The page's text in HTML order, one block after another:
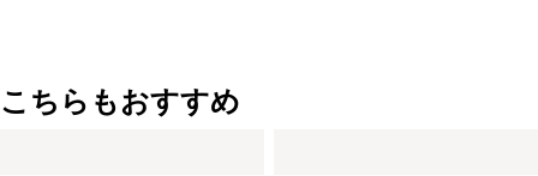
こちらもおすすめ